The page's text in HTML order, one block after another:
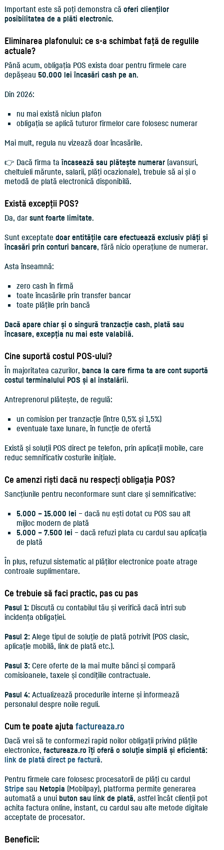
Important este să poți demonstra că oferi clienților
posibilitatea de a plăti electronic.
Eliminarea plafonului: ce s-a schimbat față de regulile
actuale?
Până acum, obligația POS exista doar pentru firmele care
depășeau 50.000 lei încasări cash pe an.
Din 2026:
nu mai există niciun plafon
obligația se aplică tuturor firmelor care folosesc numerar
Mai mult, regula nu vizează doar încasările.
👉 Dacă firma taîncasează sau plătește numerar(avansuri,
cheltuieli mărunte, salarii, plăți ocazionale), trebuie să ai și o
metodă de plată electronică disponibilă.
Există excepții POS?
Da, dar sunt foarte limitate.
Sunt exceptate doar entitățile care efectuează exclusiv plăți și
încasări prin conturi bancare, fără nicio operațiune de numerar.
Asta înseamnă:
zero cash în firmă
toate încasările prin transfer bancar
toate plățile prin bancă
Dacă apare chiar și o singură tranzacție cash, plată sau
încasare, excepția nu mai este valabilă.
Cine suportă costul POS-ului?
În majoritatea cazurilor, banca la care firma ta are cont suportă
costul terminalului POS și al instalării.
Antreprenorul plătește, de regulă:
un comision per tranzacție (între 0,5% și 1,5%)
eventuale taxe lunare, în funcție de ofertă
Există și soluții POS direct pe telefon, prin aplicații mobile, care
reduc semnificativ costurile inițiale.
Ce amenzi riști dacă nu respecți obligația POS?
Sancțiunile pentru neconformare sunt clare și semnificative:
5.000 – 15.000 lei – dacă nu ești dotat cu POS sau alt
mijloc modern de plată
5.000 – 7.500 lei – dacă refuzi plata cu cardul sau aplicația
de plată
În plus, refuzul sistematic al plăților electronice poate atrage
controale suplimentare.
Ce trebuie să faci practic, pas cu pas
Pasul 1:Discută cu contabilul tău și verifică dacă intri sub
incidența obligației.
Pasul 2:Alege tipul de soluție de plată potrivit (POS clasic,
aplicație mobilă, link de plată etc.).
Pasul 3:Cere oferte de la mai multe bănci și compară
comisioanele, taxele și condițiile contractuale.
Pasul 4:Actualizează procedurile interne și informează
personalul despre noile reguli.
Cum te poate ajuta factureaza.ro
Dacă vrei să te conformezi rapid noilor obligații privind plățile
electronice, factureaza.ro îți oferă o soluție simplă și eficientă:
link de plată direct pe factură.
Pentru firmele care folosesc procesatorii de plăți cu cardul
Stripe sau Netopia (Mobilpay), platforma permite generarea
automată a unui buton sau link de plată, astfel încât clienții pot
achita factura online, instant, cu cardul sau alte metode digitale
acceptate de procesator.
Beneficii: